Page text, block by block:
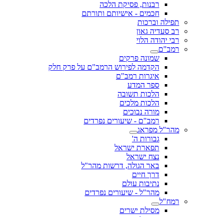
רבנות, פסיקת הלכה
חכמים - אישיותם ותורתם
תפילה וברכות
רב סעדיה גאון
רבי יהודה הלוי
רמב"ם
שמונה פרקים
הקדמה לפירוש הרמב"ם על פרק חלק
איגרות רמב"ם
ספר המדע
הלכות תשובה
הלכות מלכים
מורה נבוכים
רמב"ם - שיעורים נפרדים
מהר"ל מפראג
גבורות ה'
תפארת ישראל
נצח ישראל
באר הגולה, דרשות מהר"ל
דרך חיים
נתיבות עולם
מהר"ל - שיעורים נפרדים
רמח"ל
מסילת ישרים